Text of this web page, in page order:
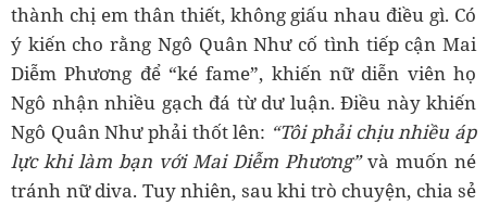
thành chị em thân thiết, không giấu nhau điều gì. Có
ý kiến cho rằng Ngô Quân Như cố tình tiếp cận Mai
Diễm Phương để “ké fame”, khiến nữ diễn viên họ
Ngô nhận nhiều gạch đá từ dư luận. Điều này khiến
Ngô Quân Như phải thốt lên: “Tôi phải chịu nhiều áp
lực khi làm bạn với Mai Diễm Phương”và muốn né
tránh nữ diva. Tuy nhiên, sau khi trò chuyện, chia sẻ